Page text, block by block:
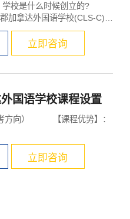
加拿达外国语学校(CLS-C)
立即咨询
国语学校课程设置
优势】：
立即咨询